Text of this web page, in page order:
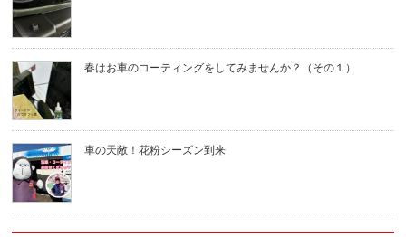
春はお車のコーティングをしてみませんか？（その１）
車の天敵！花粉シーズン到来